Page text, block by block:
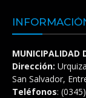
MUNICIPALIDAD
Dirección:
San Salvador,
Teléfonos: